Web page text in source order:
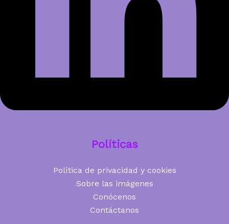
Políticas
Política de privacidad y cookies
Sobre las imágenes
Conócenos
Contáctanos